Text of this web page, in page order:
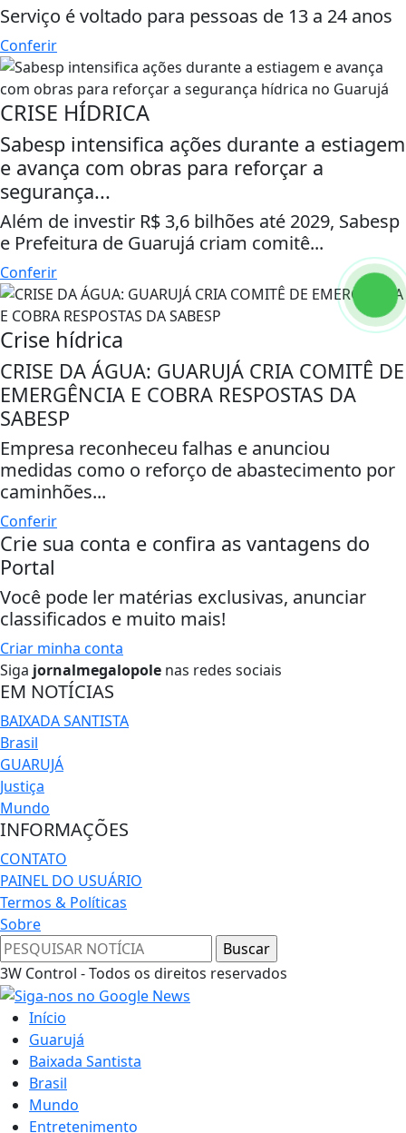
Serviço é voltado para pessoas de 13 a 24 anos
Conferir
CRISE HÍDRICA
Sabesp intensifica ações durante a estiagem
e avança com obras para reforçar a
segurança...
Além de investir R$ 3,6 bilhões até 2029, Sabesp
e Prefeitura de Guarujá criam comitê...
Conferir
Crise hídrica
CRISE DA ÁGUA: GUARUJÁ CRIA COMITÊ DE
EMERGÊNCIA E COBRA RESPOSTAS DA
SABESP
Empresa reconheceu falhas e anunciou
medidas como o reforço de abastecimento por
caminhões...
Conferir
Crie sua conta e confira as vantagens do
Portal
Você pode ler matérias exclusivas, anunciar
classificados e muito mais!
Criar minha conta
Siga jornalmegalopole nas redes sociais
EM NOTÍCIAS
BAIXADA SANTISTA
Brasil
GUARUJÁ
Justiça
Mundo
INFORMAÇÕES
CONTATO
PAINEL DO USUÁRIO
Termos & Políticas
Sobre
3W Control - Todos os direitos reservados
Início
Guarujá
Baixada Santista
Brasil
Mundo
Entretenimento